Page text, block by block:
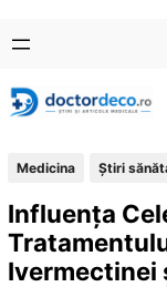
conținut
content
Medicina Ştiri
Influența
Ivermectinei